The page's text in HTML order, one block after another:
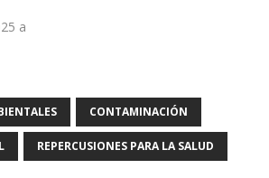
a
CONTAMINACIÓN
REPERCUSIONES PARA LA SALUD